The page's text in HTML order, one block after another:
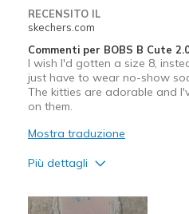
RECENSITO IL
skechers.com
Commenti per BOBS B Cute
I wish I'd gotten a size 8,
just have to wear no-show
The kitties are adorable and
on them.
Mostra traduzione
Più dettagli